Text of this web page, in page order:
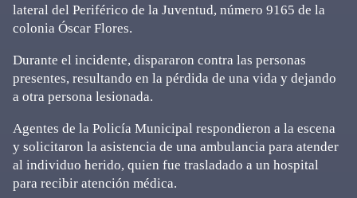
lateral del Periférico de la Juventud, número 9165 de la
colonia Óscar Flores.
Durante el incidente, dispararon contra las personas
presentes, resultando en la pérdida de una vida y dejando
a otra persona lesionada.
Agentes de la Policía Municipal respondieron a la escena
y solicitaron la asistencia de una ambulancia para atender
al individuo herido, quien fue trasladado a un hospital
para recibir atención médica.